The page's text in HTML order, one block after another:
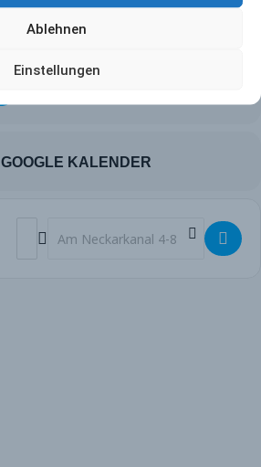
Ablehnen
Einstellungen
GOOGLE KALENDER
Address - Damen MHC - RW Köln
Destination Address - Damen